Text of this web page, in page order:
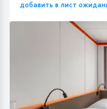
добавить в лист